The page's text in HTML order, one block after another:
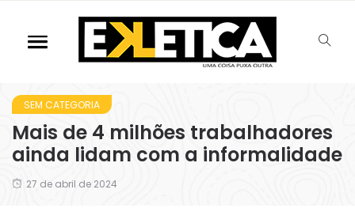
SEM CATEGORIA
Mais de 4 milhões trabalhadores
ainda lidam com a informalidade
27 de abril de 2024